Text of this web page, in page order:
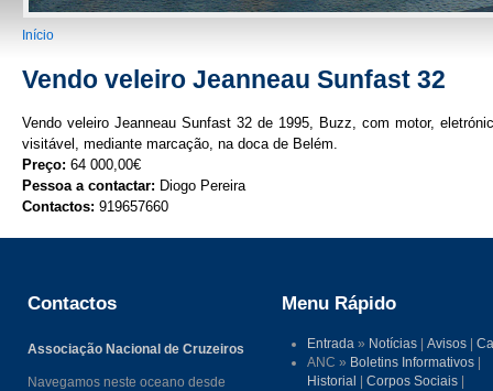
You are here
Início
Vendo veleiro Jeanneau Sunfast 32
Vendo veleiro Jeanneau Sunfast 32 de 1995, Buzz, com motor,
visitável, mediante marcação, na doca de Belém.
Preço: 64 000,00€
Pessoa a contactar: Diogo Pereira
Contactos: 919657660
Contactos
Associação Nacional de Cruzeiros
Navegamos neste oceano desde
Menu Rápido
Entrada » Notícias |Avisos |
ANC » Boletins Informativos
Historial
|Corpos Sociais